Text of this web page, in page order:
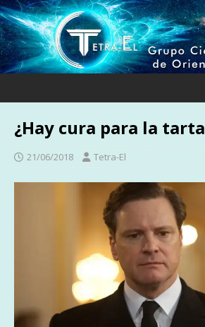
¿Hay cura para la
21/06/2018 Tetra-El